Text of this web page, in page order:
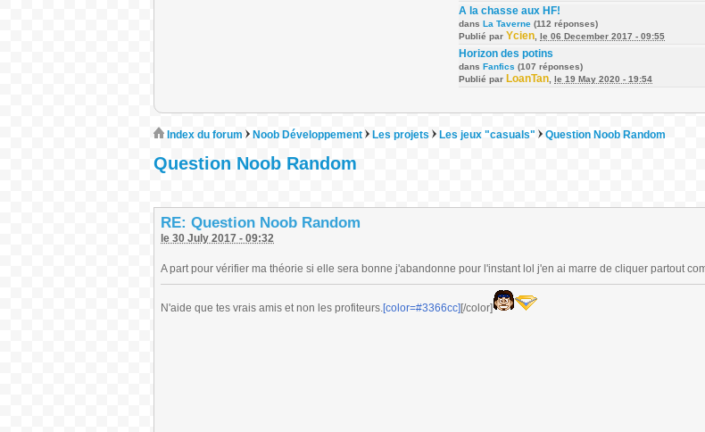
A la chasse aux HF!
dans La Taverne (112 réponses)
Publié par Ycien le 06 December 2017 - 09:55
Horizon des potins
dans Fanfics (107 réponses)
Publié par LoanTan le 19 May 2020 - 19:54
Index du forum Noob Développement Les projets Les jeux "casuals" Question Noob Random
Question Noob Random
RE: Question Noob Random
le 30 July 2017 - 09:32
A part pour vérifier ma théorie si elle sera bonne j'abandonne pour l'instant lol j'en ai marre de cliquer partout
N'aide que tes vrais amis et non les profiteurs.[color=#3366cc] [/color]